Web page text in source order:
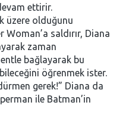
ettirir.
üzere olduğunu
saldırır, Diana
zaman
bağlayarak bu
öğrenmek ister.
gerek!” Diana da
ile Batman’in